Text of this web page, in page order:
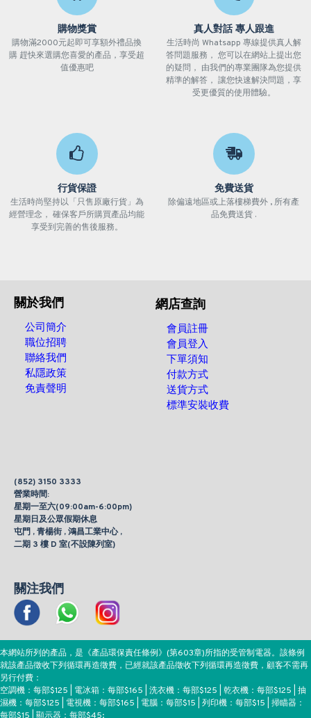
購物獎賞
購物滿2000元起即可享額外禮品換
購 趕快來選購您喜愛的產品，享受超
值優惠吧
真人對話 專人跟進
生活時尚 Whatsapp 專線提供真人解
答問題服務， 您可以在網站上提出您
的疑問， 由我們的專業團隊為您提供
精準的解答， 讓您快速解決問題，享
受更優質的使用體驗。
行貨保證
生活時尚堅持以「只售原廠行貨」為
經營理念， 確保客戶所購買產品均能
享受到完善的售後服務。
免費送貨
除偏遠地區或上落樓梯費外 , 所有產
品免費送貨 .
關於我們
公司簡介
職位招聘
聯絡我們
私隱政策
免責聲明
網店查詢
會員註冊
會員登入
下單須知
付款方式
送貨方式
標準安裝收費
(852) 3150 3333
營業時間:
星期一至六(09:00am-6:00pm)
星期日及公眾假期休息
屯門 , 青楊街 , 鴻昌工業中心 ,
二期 3 樓 D 室(不設陳列室)
關注我們
本網站所列的產品，是《產品環保責任條例》(第603章)所指的受管制電器。該條例
就該產品徵收下列循環再造徵費，已經就該產品徵收下列循環再造徵費，顧客不需再
另行付費：
空調機：每部$125 | 電冰箱：每部$165 | 洗衣機：每部$125 | 乾衣機：每部$125 | 抽
濕機：每部$125 | 電視機：每部$165 | 電腦：每部$15 | 列印機：每部$15 | 掃瞄器：